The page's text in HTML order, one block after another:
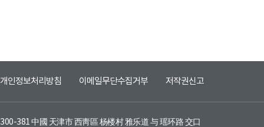
개인정보처리방침 이메일무단수집거부 저작권신고
300-381 中國 天津市 西靑區 杨楼村 雅乐道 与 瑶环路 交口